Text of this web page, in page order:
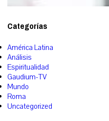
Categorías
América Latina
Análisis
Espiritualidad
Gaudium-TV
Mundo
Roma
Uncategorized